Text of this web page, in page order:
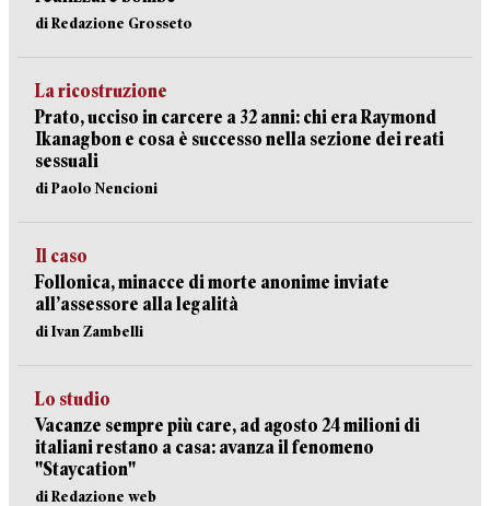
di Redazione Grosseto
La ricostruzione
Prato, ucciso in carcere a 32 anni: chi era Raymond
Ikanagbon e cosa è successo nella sezione dei reati
sessuali
di Paolo Nencioni
Il caso
Follonica, minacce di morte anonime inviate
all’assessore alla legalità
di Ivan Zambelli
Lo studio
Vacanze sempre più care, ad agosto 24 milioni di
italiani restano a casa: avanza il fenomeno
"Staycation"
di Redazione web